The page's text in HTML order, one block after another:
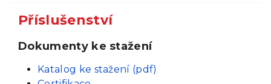
Příslušenství
Dokumenty ke stažení
Katalog ke stažení (pdf)